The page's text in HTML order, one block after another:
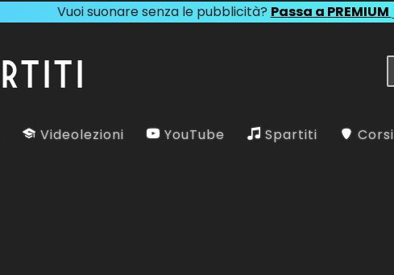
Vuoi suonare senza le pubblicità? Passa a PREMIUM
Videolezioni YouTube Spartiti Corsi